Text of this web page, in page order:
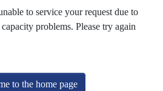
to service your request due to
problems. Please try again
to the home page